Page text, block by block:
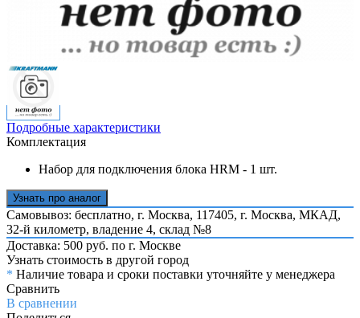
Подробные характеристики
Комплектация
Набор для подключения блока HRM - 1 шт.
Узнать про аналог
Самовывоз: бесплатно, г. Москва, 117405, г. Москва, МКАД,
32-й километр, владение 4, склад №8
Доставка: 500 руб. по г. Москве
Узнать стоимость в другой город
* Наличие товара и сроки поставки уточняйте у менеджера
Сравнить
В сравнении